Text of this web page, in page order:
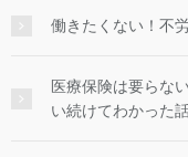
働きたくない！不
医療保険は要らな
い続けてわかった